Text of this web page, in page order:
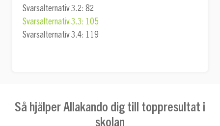
Svarsalternativ 3.2: 82
Svarsalternativ 3.3: 105
Svarsalternativ 3.4: 119
Så hjälper Allakando dig till toppresultat i
skolan